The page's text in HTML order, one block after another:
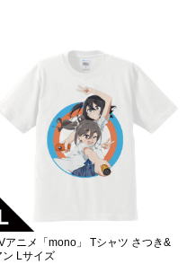
アニメ「mono」 Tシャツ さつき&
ン Lサイズ